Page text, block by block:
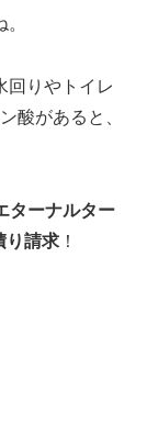
回りやトイレ
酸があると、
ターナルター
り請求 ！